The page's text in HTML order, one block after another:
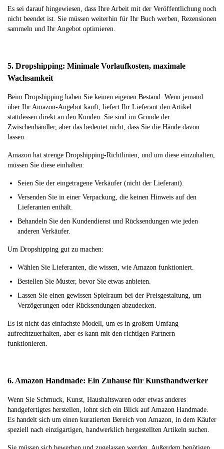
Es sei darauf hingewiesen, dass Ihre Arbeit mit der Veröffentlichung noch
nicht beendet ist. Sie müssen weiterhin für Ihr Buch werben, Rezensionen
sammeln und Ihr Angebot optimieren.
5. Dropshipping: Minimale Vorlaufkosten, maximale
Wachsamkeit
Beim Dropshipping haben Sie keinen eigenen Bestand. Wenn jemand
über Ihr Amazon-Angebot kauft, liefert Ihr Lieferant den Artikel
stattdessen direkt an den Kunden. Sie sind im Grunde der
Zwischenhändler, aber das bedeutet nicht, dass Sie die Hände davon
lassen.
Amazon hat strenge Dropshipping-Richtlinien, und um diese einzuhalten,
müssen Sie diese einhalten:
Seien Sie der eingetragene Verkäufer (nicht der Lieferant).
Versenden Sie in einer Verpackung, die keinen Hinweis auf den
Lieferanten enthält.
Behandeln Sie den Kundendienst und Rücksendungen wie jeden
anderen Verkäufer.
Um Dropshipping gut zu machen:
Wählen Sie Lieferanten, die wissen, wie Amazon funktioniert.
Bestellen Sie Muster, bevor Sie etwas anbieten.
Lassen Sie einen gewissen Spielraum bei der Preisgestaltung, um
Verzögerungen oder Rücksendungen abzudecken.
Es ist nicht das einfachste Modell, um es in großem Umfang
aufrechtzuerhalten, aber es kann mit den richtigen Partnern
funktionieren.
6. Amazon Handmade: Ein Zuhause für Kunsthandwerker
Wenn Sie Schmuck, Kunst, Haushaltswaren oder etwas anderes
handgefertigtes herstellen, lohnt sich ein Blick auf Amazon Handmade.
Es handelt sich um einen kuratierten Bereich von Amazon, in dem Käufer
speziell nach einzigartigen, handwerklich hergestellten Artikeln suchen.